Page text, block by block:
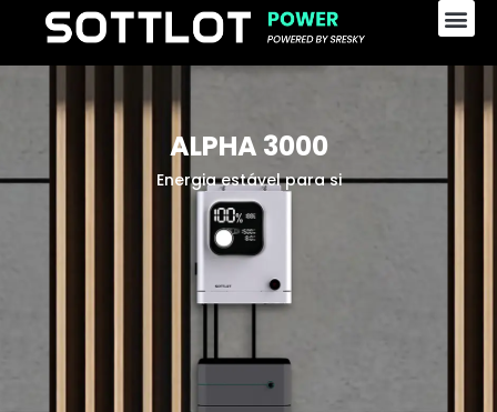
ALPHA 3000
Energia estável para si